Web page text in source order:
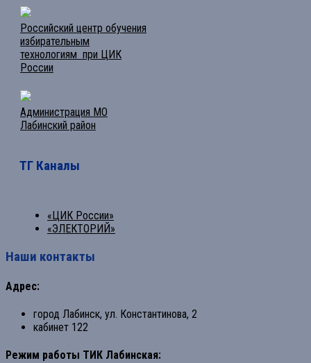
Российский центр обучения
избирательным
технологиям при ЦИК
России
Администрация МО
Лабинский район
ТГ Каналы
«ЦИК России»
«ЭЛЕКТОРИЙ»
Наши контакты
Адрес:
город Лабинск, ул. Константинова, 2
кабинет 122
Режим работы ТИК Лабинская: